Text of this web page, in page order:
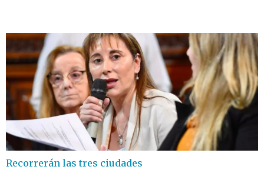
Recorrerán las tres ciudades